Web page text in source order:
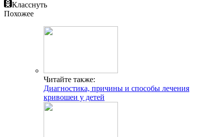
Класснуть
Похожее
Читайте также:
Диагностика, причины и способы лечения
кривошеи у детей